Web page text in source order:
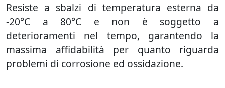
Resiste a sbalzi di temperatura esterna da
-20°C a 80°C e non è soggetto a
deterioramenti nel tempo, garantendo la
massima affidabilità per quanto riguarda
problemi di corrosione ed ossidazione.